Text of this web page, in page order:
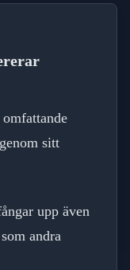
sitt
upp även
andra